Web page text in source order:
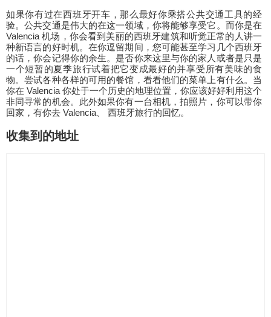
如果你有过在西班牙开车，那么最好你乘搭公共交通工具的经
验。公共交通是伟大的在这一领域，你将能够享受它。而你是在
Valencia 机场，你会看到美丽的西班牙建筑和听觉正常的人讲一
种新语言的好时机。在你逗留期间，您可能甚至学习几个西班牙
的话，你会记得你的余生。是否你来这里与你的家人或者是只是
一个短暂的夏季旅行试着把它变成最好的并享受所有美味的食
物。尝试各种各样的可用的餐馆，看看他们的菜单上有什么。当
你在 Valencia 你处于一个历史的地理位置，你应该好好利用这个
非同寻常的机会。此外如果你有一台相机，拍照片，你可以带你
回家，有你去 Valencia、 西班牙旅行的回忆。
收集到的地址